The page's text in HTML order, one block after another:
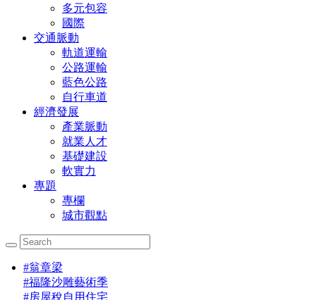
多元包容
國際
交通脈動
軌道運輸
公路運輸
藍色公路
自行車道
經濟發展
產業脈動
就業人才
基礎建設
軟實力
專題
專欄
城市觀點
#翁章梁
#福隆沙雕藝術季
#房屋稅自用住宅